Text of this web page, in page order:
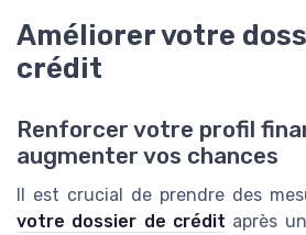
Améliorer votre
crédit
Renforcer votre profil
augmenter vos chances
Il est crucial de prendre des
votre dossier de crédit après